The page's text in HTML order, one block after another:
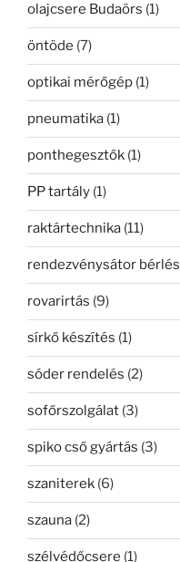
olajcsere Budaörs (1)
öntöde (7)
optikai mérőgép (1)
pneumatika (1)
ponthegesztők (1)
PP tartály (1)
raktártechnika (11)
rendezvénysátor bérlés
rovarirtás (9)
sírkő készítés (1)
sóder rendelés (2)
sofőrszolgálat (3)
spiko cső gyártás (3)
szaniterek (6)
szauna (2)
szélvédőcsere (1)